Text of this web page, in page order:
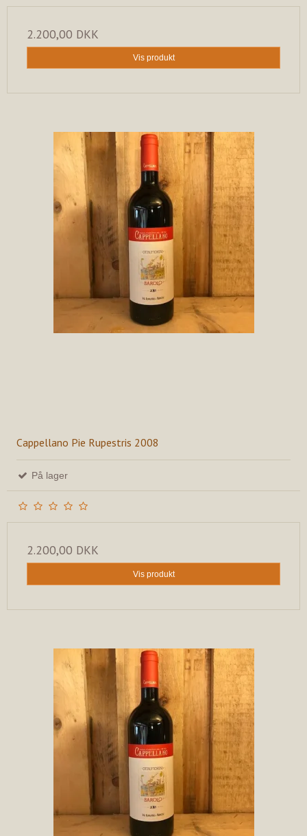
2.200,00 DKK
Vis produkt
Cappellano Pie Rupestris 2008
På lager
2.200,00 DKK
Vis produkt